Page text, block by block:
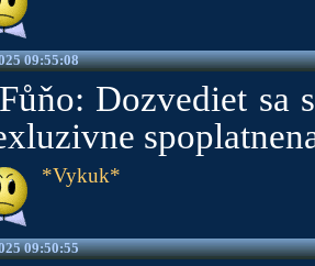
09:55:08
Dozvediet sa
*Vykuk*
09:50:55